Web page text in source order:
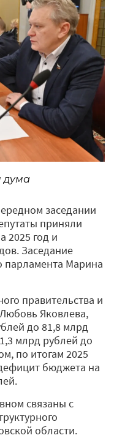
дума
заседании
приняли
2025 год и
Заседание
парламента Марина
правительства и
Яковлева,
до 81,8 млрд
млрд рублей до
по итогам 2025
бюджета на
связаны с
области.